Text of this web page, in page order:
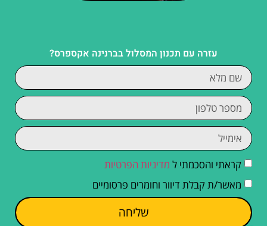
עזרה עם תכנון המסלול בברנינה אקספרס?
קראתי והסכמתי ל מדיניות הפרטיות
מאשר/ת קבלת דיוור וחומרים פרסומיים
שליחה